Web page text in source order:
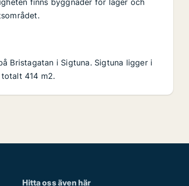
finns byggnader för lager och
Bristagatan i Sigtuna. Sigtuna ligger i
414 m2.
Hitta oss även här